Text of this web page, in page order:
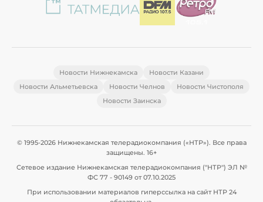
Новости Нижнекамска
Новости Казани
Новости Альметьевска
Новости Челнов
Новости Чистополя
Новости Заинска
© 1995-2026 Нижнекамская телерадиокомпания («НТР»). Все права
защищены. 16+
Сетевое издание Нижнекамская телерадиокомпания ("НТР") ЭЛ №
ФС 77 - 90149 от 07.10.2025
При использовании материалов гиперссылка на сайт НТР 24